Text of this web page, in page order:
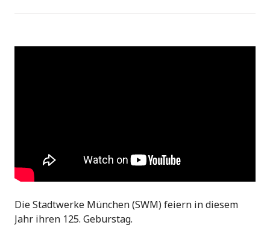
Die Stadtwerke München (SWM) feiern in diesem
Jahr ihren 125. Geburstag.